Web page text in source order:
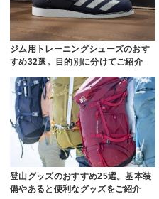
ジム用トレーニングシューズのおす
すめ32選。目的別に分けてご紹介
登山グッズのおすすめ25選。基本装
備やあると便利なグッズをご紹介